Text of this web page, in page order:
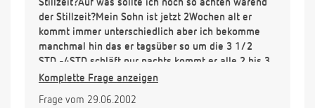
Stillzeit?Auf was sollte ich noch so achten wärend
der Stillzeit?Mein Sohn ist jetzt 2Wochen alt er
kommt immer unterschiedlich aber ich bekomme
manchmal hin das er tagsüber so um die 3 1/2
STD.-4STD.schläft nur nachts kommt er alle 2 bis 3
STD.Kann man da irgend einen Rhytmus reinbringen
Komplette Frage anzeigen
Frage vom 29.06.2002